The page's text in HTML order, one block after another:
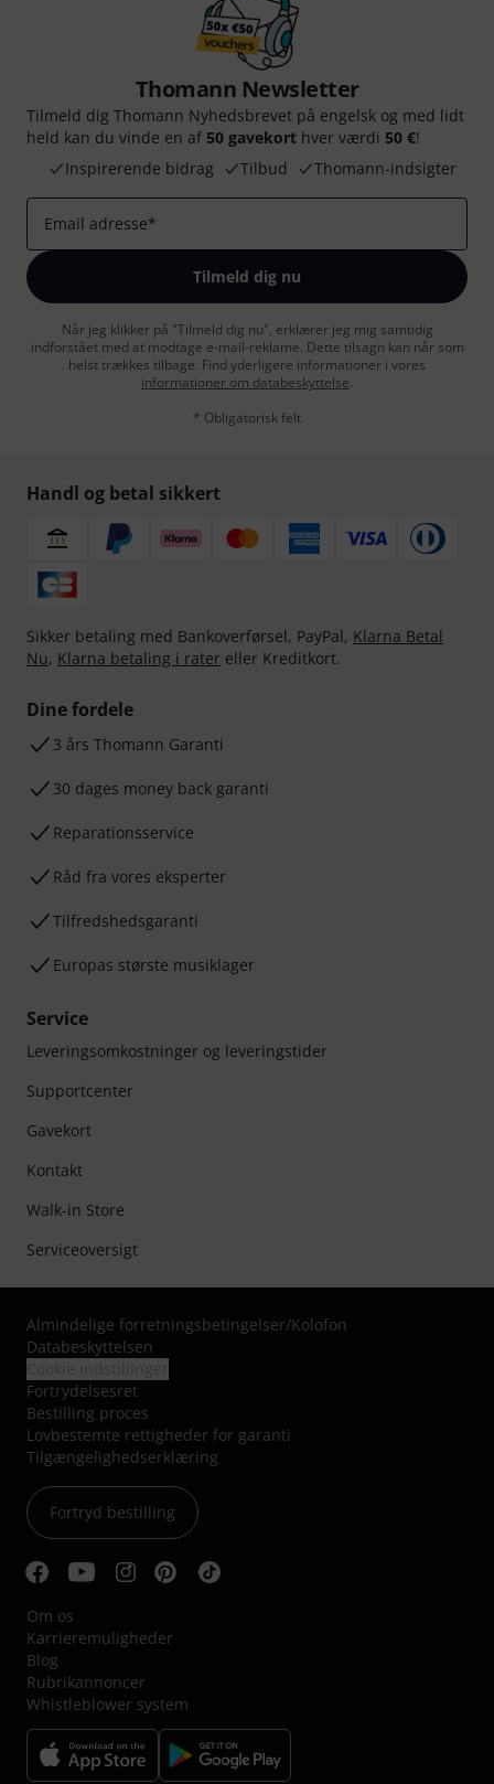
Thomann Newsletter
Tilmeld dig Thomann Nyhedsbrevet på engelsk og med lidt
held kan du vinde en af 50 gavekort hver værdi 50 €!
Inspirerende bidrag
Tilbud Thomann-indsigter
Email adresse*
Tilmeld dig nu
Når jeg klikker på "Tilmeld dig nu", erklærer jeg mig samtidig
indforstået med at modtage e-mail-reklame. Dette tilsagn kan når som
helst trækkes tilbage. Find yderligere informationer i vores
informationer om databeskyttelse.
* Obligatorisk felt
Handl og betal sikkert
Sikker betaling med Bankoverførsel, PayPal, Klarna Betal
Nu, Klarna betaling i rater eller Kreditkort.
Dine fordele
3 års Thomann Garanti
30 dages money back garanti
Reparationsservice
Råd fra vores eksperter
Tilfredshedsgaranti
Europas største musiklager
Service
Leveringsomkostninger og leveringstider
Supportcenter
Gavekort
Kontakt
Walk-in Store
Serviceoversigt
Almindelige forretningsbetingelser/Kolofon
Databeskyttelsen
Fortrydelsesret
Bestilling proces
Lovbestemte rettigheder for garanti
Tilgængelighedserklæring
Fortryd bestilling
Om os
Karrieremuligheder
Blog
Rubrikannoncer
Whistleblower system